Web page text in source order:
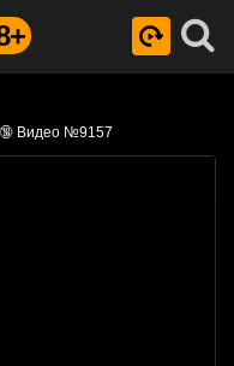
🔞 Видео №9157